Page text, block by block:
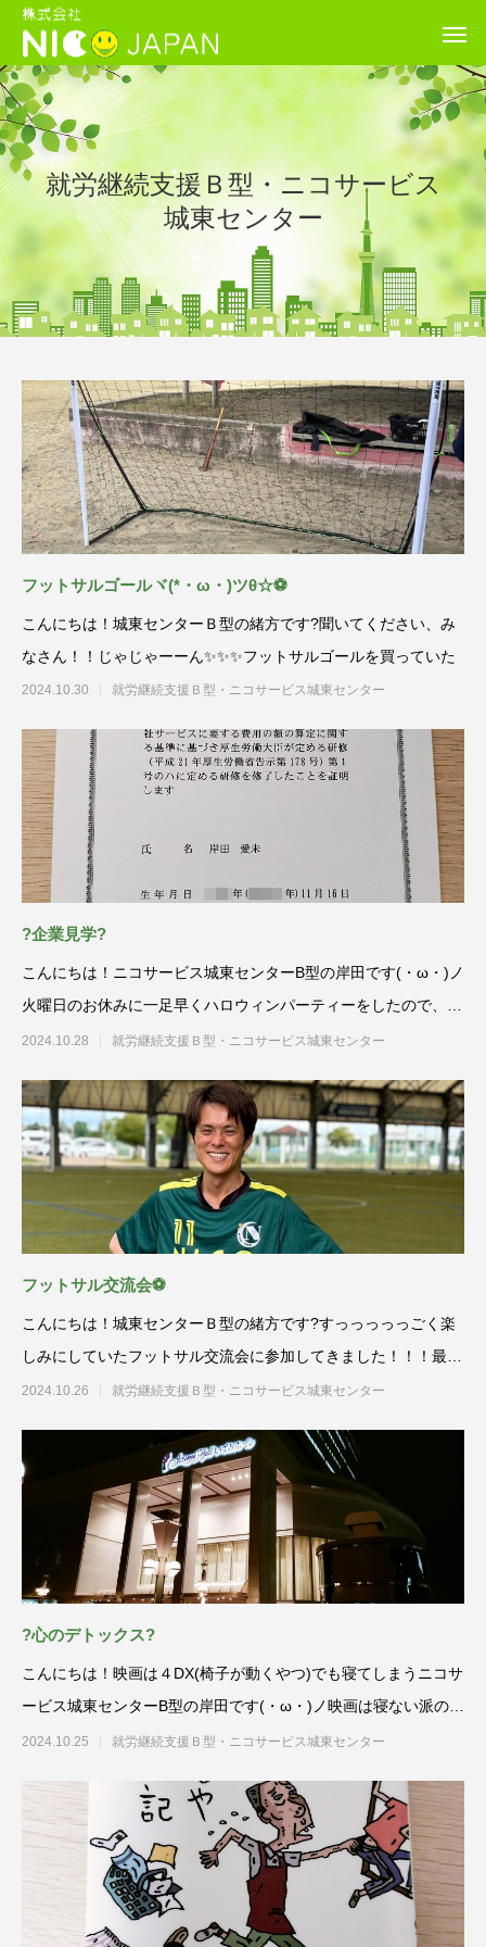
就労継続支援Ｂ型・ニコサービス
城東センター
フットサルゴールヾ(*・ω・)ツθ☆⚽
こんにちは！城東センターＢ型の緒方です?聞いてください、み
なさん！！じゃじゃーーん✨✨✨フットサルゴールを買っていた
2024.10.30 就労継続支援Ｂ型・ニコサービス城東センター
?企業見学?
こんにちは！ニコサービス城東センターB型の岸田です(・ω・)ノ
火曜日のお休みに一足早くハロウィンパーティーをしたので、な
んとなく
2024.10.28 就労継続支援Ｂ型・ニコサービス城東センター
フットサル交流会⚽
こんにちは！城東センターＢ型の緒方です?すっっっっっごく楽
しみにしていたフットサル交流会に参加してきました！！！最初
はみ
2024.10.26 就労継続支援Ｂ型・ニコサービス城東センター
?心のデトックス?
こんにちは！映画は４DX(椅子が動くやつ)でも寝てしまうニコサ
ービス城東センターB型の岸田です(・ω・)ノ映画は寝ない派の利
用者
2024.10.25 就労継続支援Ｂ型・ニコサービス城東センター